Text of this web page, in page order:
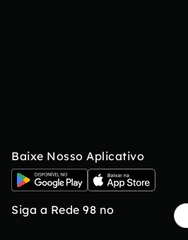
Baixe Nosso Aplicativo
Siga a Rede 98 no